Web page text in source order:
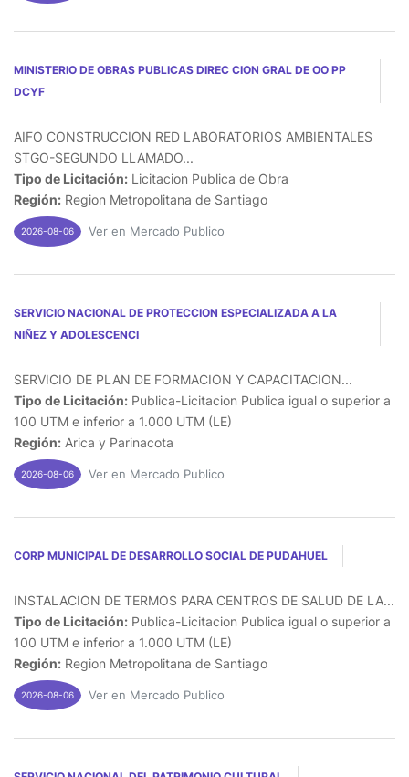
MINISTERIO DE OBRAS PUBLICAS DIREC CION GRAL DE OO PP
DCYF
AIFO CONSTRUCCION RED LABORATORIOS AMBIENTALES
STGO-SEGUNDO LLAMADO...
Tipo de Licitación: Licitacion Publica de Obra
Región: Region Metropolitana de Santiago
2026-08-06 Ver en Mercado Publico
SERVICIO NACIONAL DE PROTECCION ESPECIALIZADA A LA
NIÑEZ Y ADOLESCENCI
SERVICIO DE PLAN DE FORMACION Y CAPACITACION...
Tipo de Licitación: Publica-Licitacion Publica igual o superior a
100 UTM e inferior a 1.000 UTM (LE)
Región: Arica y Parinacota
2026-08-06 Ver en Mercado Publico
CORP MUNICIPAL DE DESARROLLO SOCIAL DE PUDAHUEL
INSTALACION DE TERMOS PARA CENTROS DE SALUD DE LA...
Tipo de Licitación: Publica-Licitacion Publica igual o superior a
100 UTM e inferior a 1.000 UTM (LE)
Región: Region Metropolitana de Santiago
2026-08-06 Ver en Mercado Publico